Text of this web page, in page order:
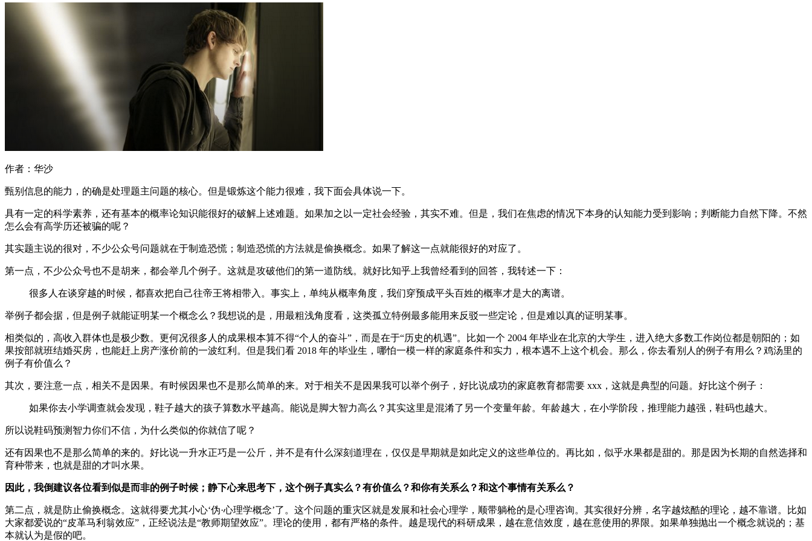
作者：华沙
甄别信息的能力，的确是处理题主问题的核心。但是锻炼这个能力很难，我下面会具体说一下。
具有一定的科学素养，还有基本的概率论知识能很好的破解上述难题。如果加之以一定社会经验，其实不难。但是，我们在焦虑的情况下本身的认知能力受到影响；判断能力自然下降。不然
怎么会有高学历还被骗的呢？
其实题主说的很对，不少公众号问题就在于制造恐慌；制造恐慌的方法就是偷换概念。如果了解这一点就能很好的对应了。
第一点，不少公众号也不是胡来，都会举几个例子。这就是攻破他们的第一道防线。就好比知乎上我曾经看到的回答，我转述一下：
很多人在谈穿越的时候，都喜欢把自己往帝王将相带入。事实上，单纯从概率角度，我们穿预成平头百姓的概率才是大的离谱。
举例子都会据，但是例子就能证明某一个概念么？我想说的是，用最粗浅角度看，这类孤立特例最多能用来反驳一些定论，但是难以真的证明某事。
相类似的，高收入群体也是极少数。更何况很多人的成果根本算不得“个人的奋斗”，而是在于“历史的机遇”。比如一个 2004 年毕业在北京的大学生，进入绝大多数工作岗位都是朝阳的；如
果按部就班结婚买房，也能赶上房产涨价前的一波红利。但是我们看 2018 年的毕业生，哪怕一模一样的家庭条件和实力，根本遇不上这个机会。那么，你去看别人的例子有用么？鸡汤里的
例子有价值么？
其次，要注意一点，相关不是因果。有时候因果也不是那么简单的来。对于相关不是因果我可以举个例子，好比说成功的家庭教育都需要 xxx，这就是典型的问题。好比这个例子：
如果你去小学调查就会发现，鞋子越大的孩子算数水平越高。能说是脚大智力高么？其实这里是混淆了另一个变量年龄。年龄越大，在小学阶段，推理能力越强，鞋码也越大。
所以说鞋码预测智力你们不信，为什么类似的你就信了呢？
还有因果也不是那么简单的来的。好比说一升水正巧是一公斤，并不是有什么深刻道理在，仅仅是早期就是如此定义的这些单位的。再比如，似乎水果都是甜的。那是因为长期的自然选择和
育种带来，也就是甜的才叫水果。
因此，我倒建议各位看到似是而非的例子时候；静下心来思考下，这个例子真实么？有价值么？和你有关系么？和这个事情有关系么？
第二点，就是防止偷换概念。这就得要尤其小心‘伪·心理学概念’了。这个问题的重灾区就是发展和社会心理学，顺带躺枪的是心理咨询。其实很好分辨，名字越炫酷的理论，越不靠谱。比如
大家都爱说的“皮革马利翁效应”，正经说法是“教师期望效应”。理论的使用，都有严格的条件。越是现代的科研成果，越在意信效度，越在意使用的界限。如果单独抛出一个概念就说的；基
本就认为是假的吧。